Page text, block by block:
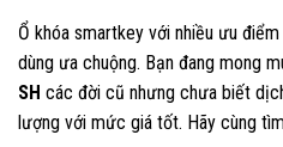
Ổ khóa smartkey với nhiều ưu
dùng ưa chuộng. Bạn đang mong
SH các đời cũ nhưng chưa biết
lượng với mức giá tốt. Hãy cùng